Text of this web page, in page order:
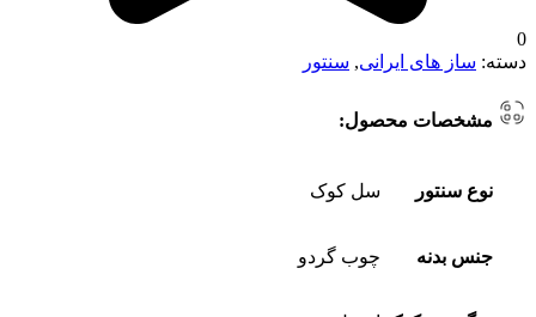
0
دسته: ساز های ایرانی, سنتور
مشخصات محصول:
نوع سنتور سل کوک
جنس بدنه چوب گردو